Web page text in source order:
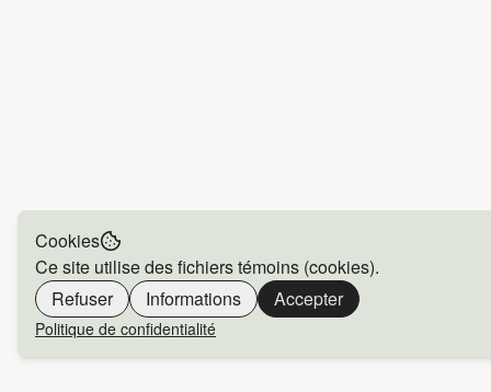
Cookies
Ce site utilise des fichiers témoins (cookies).
Refuser
Informations Accepter
Politique de confidentialité